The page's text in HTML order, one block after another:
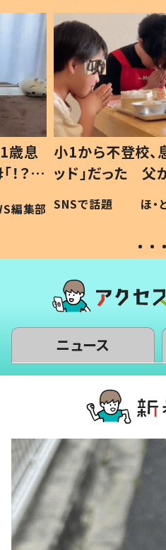
歳息
？」
編集部
小1から不登校、
ッド」だった 父
作り続ける理由
#令和の子
SNSで話題 ほ
ニュース